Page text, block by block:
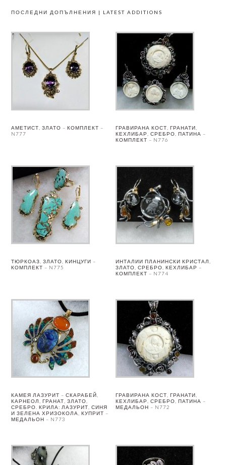
ПОСЛЕДНИ ДОПЪЛНЕНИЯ | LATEST ADDITIONS
АМЕТИСТ, ЗЛАТО – КОМПЛЕКТ –
N777
ГРАВИРАНА КОСТ, ГРАНАТИ,
КЕХЛИБАР, СРЕБРО, ПАТИНА –
КОМПЛЕКТ – N776
ТЮРКОАЗ, ЗЛАТО, КИНЦУГИ –
КОМПЛЕКТ – N775
ИНТАЛИИ ПЛАНИНСКИ КРИСТАЛ,
ЗЛАТО, СРЕБРО, КЕХЛИБАР –
КОМПЛЕКТ – N774
КАМЕЯ ЛАЗУРИТ – СКАРАБЕЙ,
КАРНЕОЛ, ГРАНАТ, ЗЛАТО,
СРЕБРО. КРИЛА: ЛАЗУРИТ, СИНЯ
И ЗЕЛЕНА ХРИЗОКОЛА, КУПРИТ –
МЕДАЛЬОН – N773
ГРАВИРАНА КОСТ, ГРАНАТИ,
КЕХЛИБАР, СРЕБРО, ПАТИНА –
МЕДАЛЬОН – N772